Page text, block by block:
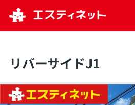
リバーサイドJ1